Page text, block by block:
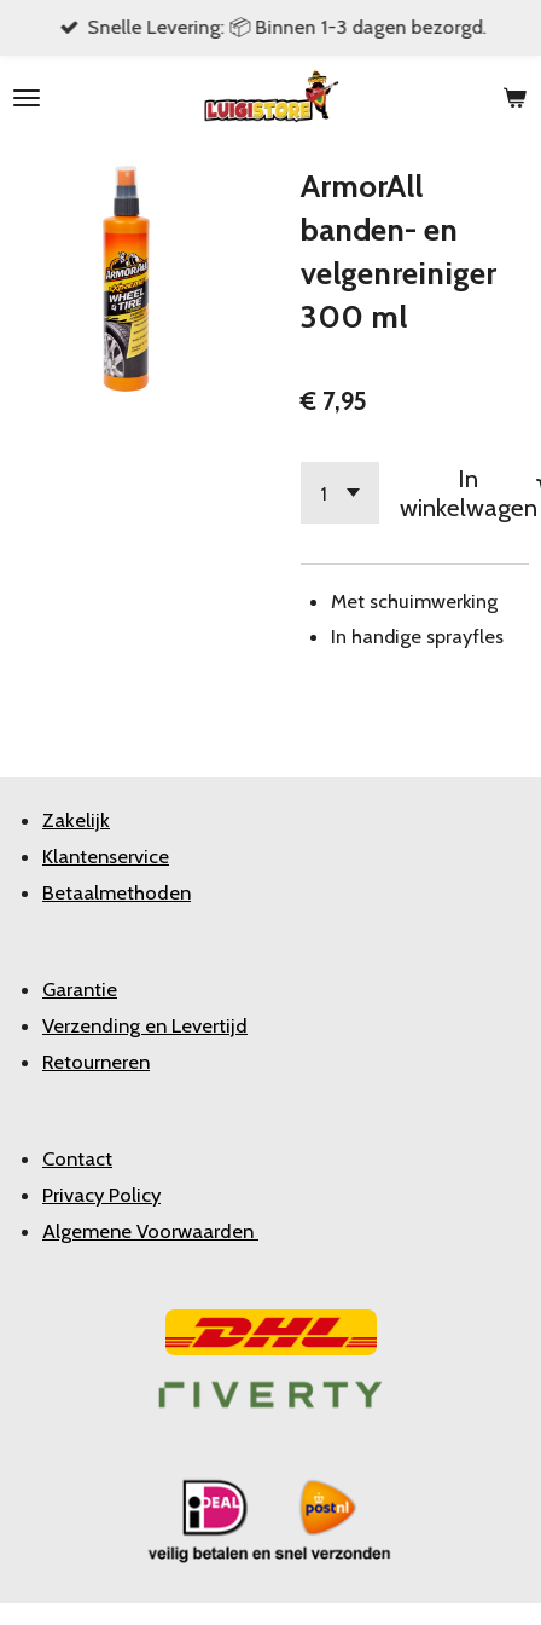
naar
hoofdinhoud
Snelle Levering: 📦 Binnen 1-3 dagen bezorgd.
ArmorAll
banden- en
velgenreiniger
300 ml
€ 7,95
In
winkelwagen
Met schuimwerking
In handige sprayfles
Zakelijk
Klantenservice
Betaalmethoden
Garantie
Verzending en Levertijd
Retourneren
Contact
Privacy Policy
Algemene Voorwaarden